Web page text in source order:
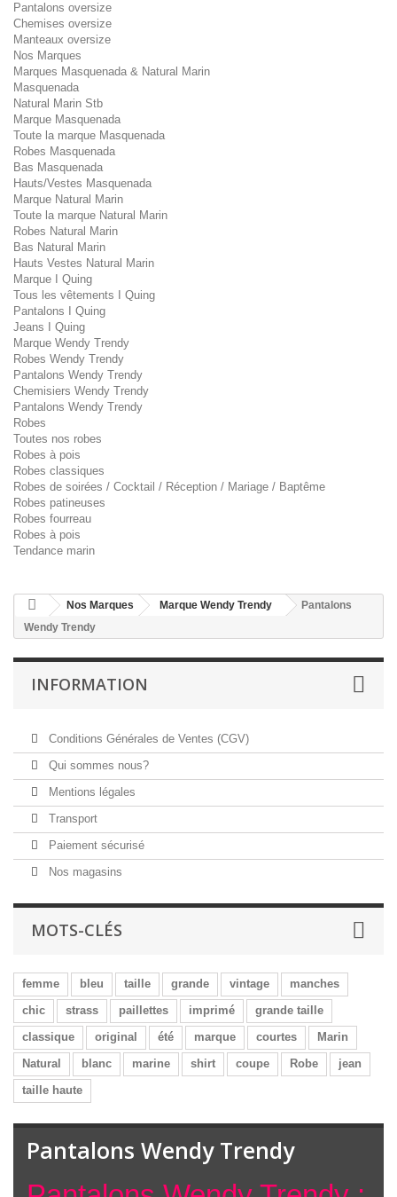
Pantalons oversize
Chemises oversize
Manteaux oversize
Nos Marques
Marques Masquenada & Natural Marin
Masquenada
Natural Marin Stb
Marque Masquenada
Toute la marque Masquenada
Robes Masquenada
Bas Masquenada
Hauts/Vestes Masquenada
Marque Natural Marin
Toute la marque Natural Marin
Robes Natural Marin
Bas Natural Marin
Hauts Vestes Natural Marin
Marque I Quing
Tous les vêtements I Quing
Pantalons I Quing
Jeans I Quing
Marque Wendy Trendy
Robes Wendy Trendy
Pantalons Wendy Trendy
Chemisiers Wendy Trendy
Pantalons Wendy Trendy
Robes
Toutes nos robes
Robes à pois
Robes classiques
Robes de soirées / Cocktail / Réception / Mariage / Baptême
Robes patineuses
Robes fourreau
Robes à pois
Tendance marin
Nos Marques Marque Wendy Trendy
Pantalons
Wendy Trendy
INFORMATION
Conditions Générales de Ventes (CGV)
Qui sommes nous?
Mentions légales
Transport
Paiement sécurisé
Nos magasins
MOTS-CLÉS
femme bleu taille grande vintage
manches
chic
strass paillettes imprimé
grande taille
classique
original été marque courtes
Marin
Natural
blanc marine shirt coupe Robe
jean
taille haute
Pantalons Wendy Trendy